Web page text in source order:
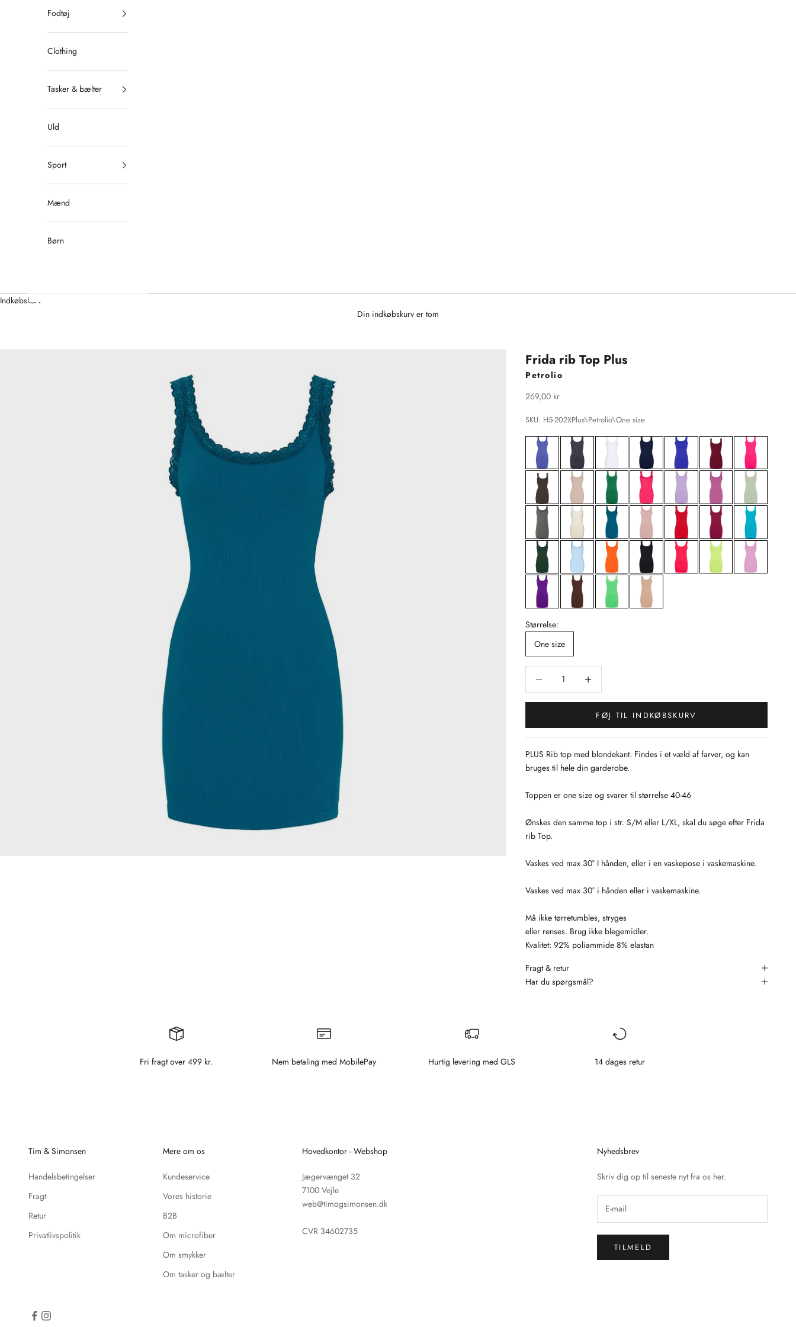
Fodtøj
Clothing
Tasker & bælter
Uld
Sport
Mænd
Børn
Indkøbskurv
Din indkøbskurv er tom
Frida rib Top Plus
Petrolio
Salgspris
269,00 kr
SKU: H5-202XPlus\Petrolio\One size
Størrelse:
One size
FØJ TIL INDKØBSKURV
PLUS Rib top med blondekant. Findes i et væld af farver, og kan
bruges til hele din garderobe.
Toppen er one size og svarer til størrelse 40-46
Ønskes den samme top i str. S/M eller L/XL, skal du søge efter Frida
rib Top.
Vaskes ved max 30° I hånden, eller i en vaskepose i vaskemaskine.
Vaskes ved max 30° i hånden eller i vaskemaskine.
Må ikke tørretumbles, stryges
eller renses. Brug ikke blegemidler.
Kvalitet: 92% poliammide 8% elastan
Fragt & retur
Har du spørgsmål?
Fri fragt over 499 kr. Nem betaling med MobilePay Hurtig levering med GLS 14 dages retur
Tim & Simonsen
Handelsbetingelser
Fragt
Retur
Privatlivspolitik
Mere om os
Kundeservice
Vores historie
B2B
Om microfiber
Om smykker
Om tasker og bælter
Hovedkontor - Webshop
Jægervænget 32
7100 Vejle
web@timogsimonsen.dk
CVR 34602735
Nyhedsbrev
Skriv dig op til seneste nyt fra os her.
TILMELD